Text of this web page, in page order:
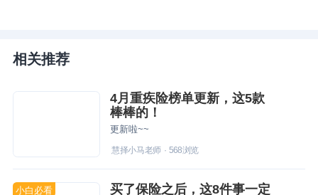
相关推荐
4月重疾险榜单更新，这5款
棒棒的！
更新啦~~
慧择小马老师· 568浏览
小白必看
买了保险之后，这8件事一定